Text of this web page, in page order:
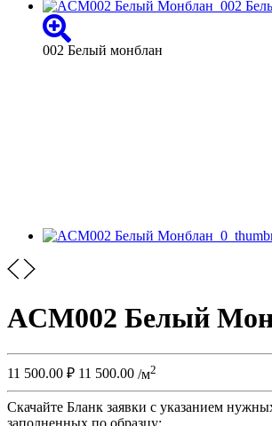
002 Белый монблан
ACM002 Белый
11 500.00 ₽ 11 500.00 /м2
Скачайте Бланк заявки с указанием
заполненных по образцу: